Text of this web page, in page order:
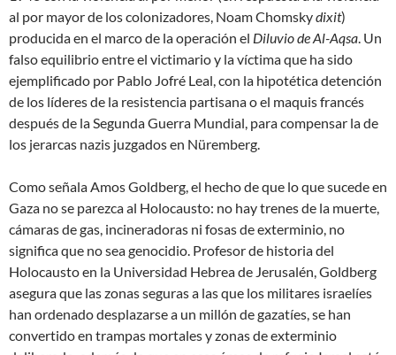
al por mayorde los colonizadores, Noam Chomskydixit)
producida en el marco de la operación el Diluvio de Al-Aqsa. Un
falso equilibrio entre el victimario y la víctima que ha sido
ejemplificado por Pablo Jofré Leal, con la hipotética detención
de los líderes de la resistencia partisana o el maquis francés
después de la Segunda Guerra Mundial, paracompensar la de
los jerarcas nazis juzgados en Nüremberg.
Como señala Amos Goldberg, el hecho de que lo que sucede en
Gaza no se parezca al Holocausto: no hay trenes de la muerte,
cámaras de gas, incineradoras ni fosas de exterminio, no
significa que no sea genocidio. Profesor de historia del
Holocausto en la Universidad Hebrea de Jerusalén, Goldberg
asegura que laszonas segurasa las que los militares israelíes
han ordenado desplazarse a un millón de gazatíes, se han
convertido en trampas mortales y zonas de exterminio